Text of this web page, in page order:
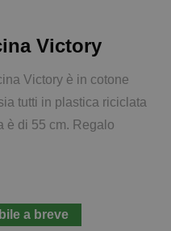
Victory
Victory è in cotone
tutti in plastica riciclata
è di 55 cm. Regalo
a breve